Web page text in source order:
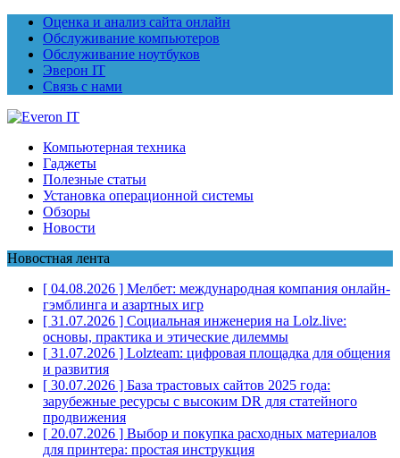
Оценка и анализ сайта онлайн
Обслуживание компьютеров
Обслуживание ноутбуков
Эверон IT
Связь с нами
Компьютерная техника
Гаджеты
Полезные статьи
Установка операционной системы
Обзоры
Новости
Новостная лента
[ 04.08.2026 ] Мелбет: международная компания онлайн-
гэмблинга и азартных игр
[ 31.07.2026 ] Социальная инженерия на Lolz.live:
основы, практика и этические дилеммы
[ 31.07.2026 ] Lolzteam: цифровая площадка для общения
и развития
[ 30.07.2026 ] База трастовых сайтов 2025 года:
зарубежные ресурсы с высоким DR для статейного
продвижения
[ 20.07.2026 ] Выбор и покупка расходных материалов
для принтера: простая инструкция